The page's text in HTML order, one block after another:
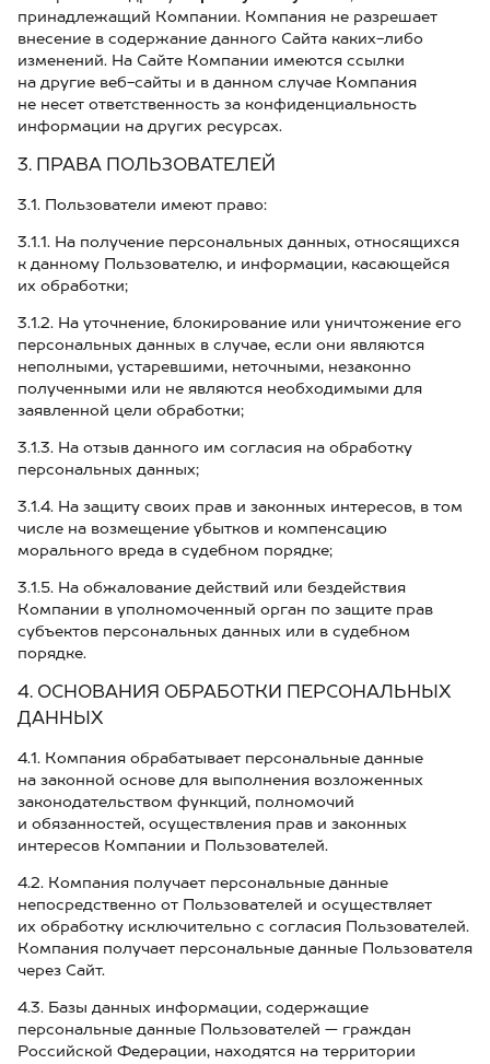
принадлежащий Компании. Компания не разрешает
внесение в содержание данного Сайта каких-либо
изменений. На Сайте Компании имеются ссылки
на другие веб-сайты и в данном случае Компания
не несет ответственность за конфиденциальность
информации на других ресурсах.
3. ПРАВА ПОЛЬЗОВАТЕЛЕЙ
3.1. Пользователи имеют право:
3.1.1. На получение персональных данных, относящихся
к данному Пользователю, и информации, касающейся
их обработки;
3.1.2. На уточнение, блокирование или уничтожение его
персональных данных в случае, если они являются
неполными, устаревшими, неточными, незаконно
полученными или не являются необходимыми для
заявленной цели обработки;
3.1.3. На отзыв данного им согласия на обработку
персональных данных;
3.1.4. На защиту своих прав и законных интересов, в том
числе на возмещение убытков и компенсацию
морального вреда в судебном порядке;
3.1.5. На обжалование действий или бездействия
Компании в уполномоченный орган по защите прав
субъектов персональных данных или в судебном
порядке.
4. ОСНОВАНИЯ ОБРАБОТКИ ПЕРСОНАЛЬНЫХ
ДАННЫХ
4.1. Компания обрабатывает персональные данные
на законной основе для выполнения возложенных
законодательством функций, полномочий
и обязанностей, осуществления прав и законных
интересов Компании и Пользователей.
4.2. Компания получает персональные данные
непосредственно от Пользователей и осуществляет
их обработку исключительно с согласия Пользователей.
Компания получает персональные данные Пользователя
через Сайт.
4.3. Базы данных информации, содержащие
персональные данные Пользователей — граждан
Российской Федерации, находятся на территории